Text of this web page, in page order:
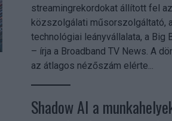
streamingrekordokat állított fel
közszolgálati műsorszolgáltató,
technológiai leányvállalata, a Big
– írja a Broadband TV News. A
az átlagos nézőszám elérte...
Shadow AI a